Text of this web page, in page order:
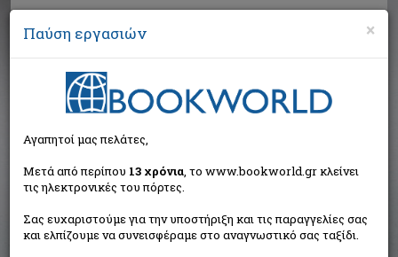
Αναζήτηση
Αποτελέσματα αναζήτησης
Συγγραφέας: Μανούσος Ορέστης (1 βιβλία)
Ταξινόμηση ανά:
×
Παύση εργασιών
Αγαπητοί μας πελάτες,
Μετά από περίπου 13 χρόνια, το www.bookworld.gr κλείνει
τις ηλεκτρονικές του πόρτες.
Σας ευχαριστούμε για την υποστήριξη και τις παραγγελίες σας
και ελπίζουμε να συνεισφέραμε στο αναγνωστικό σας ταξίδι.